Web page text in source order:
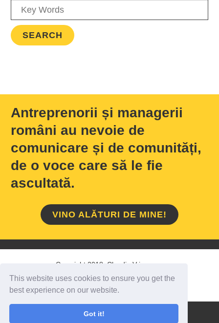
This website uses cookies to ensure you get the
best experience on our website.
Got it!
Antreprenorii și managerii
români au nevoie de
comunicare și de comunități,
de o voce care să le fie
ascultată.
VINO ALĂTURI DE MINE!
Copyright 2018 Claudiu Vrinceanu
HOME / DESPRE MINE / CONTACT